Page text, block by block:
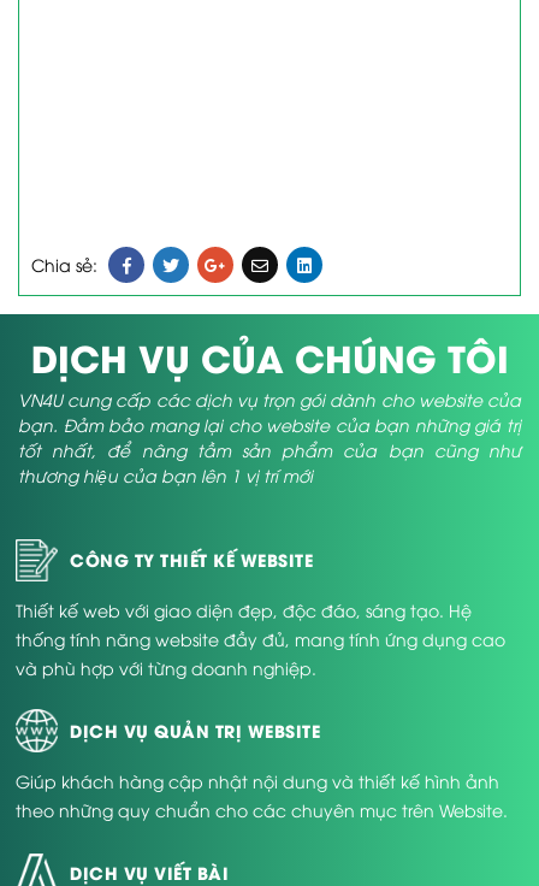
Chia sẻ:
DỊCH VỤ CỦA CHÚNG TÔI
VN4U cung cấp các dịch vụ trọn gói dành cho website của
bạn. Đảm bảo mang lại cho website của bạn những giá trị
tốt nhất, để nâng tầm sản phẩm của bạn cũng như
thương hiệu của bạn lên 1 vị trí mới
CÔNG TY THIẾT KẾ WEBSITE
Thiết kế web với giao diện đẹp, độc đáo, sáng tạo. Hệ
thống tính năng website đầy đủ, mang tính ứng dụng cao
và phù hợp với từng doanh nghiệp.
DỊCH VỤ QUẢN TRỊ WEBSITE
Giúp khách hàng cập nhật nội dung và thiết kế hình ảnh
theo những quy chuẩn cho các chuyên mục trên Website.
DỊCH VỤ VIẾT BÀI